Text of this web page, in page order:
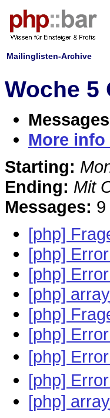
Mailinglisten-Archive
Woche 5
More
Starting:
Ending: Mit
Messages: 9
[php]
[php]
[php]
[php]
[php]
[php]
[php]
[php]
[php]